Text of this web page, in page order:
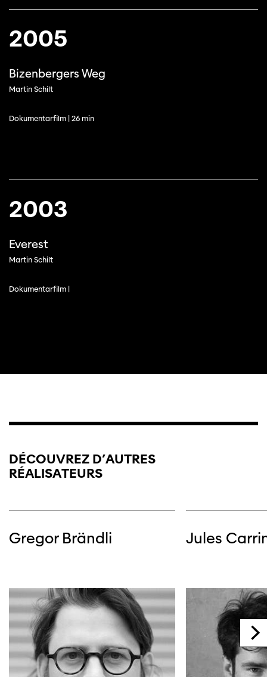
2005
Bizenbergers Weg
Martin Schilt
Dokumentarfilm | 26 min
2003
Everest
Martin Schilt
Dokumentarfilm |
DÉCOUVREZ D’AUTRES
RÉALISATEURS
Gregor Brändli Jules